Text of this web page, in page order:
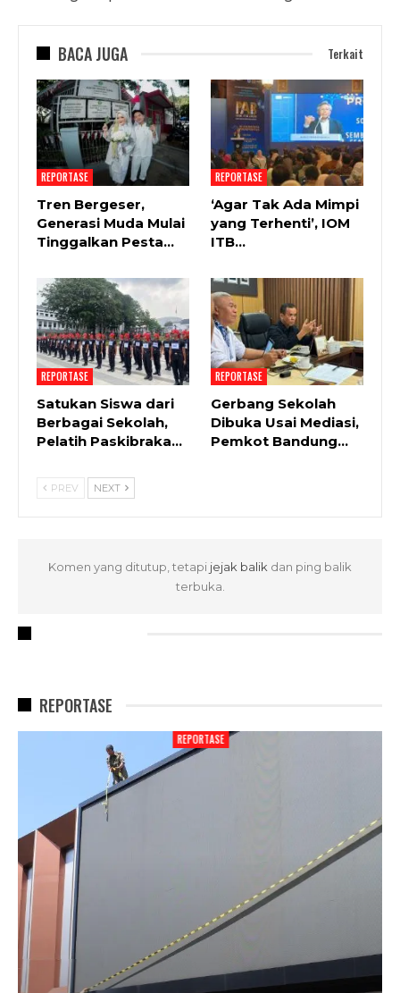
BACA JUGA Terkait
REPORTASE
Tren Bergeser,
Generasi Muda Mulai
Tinggalkan Pesta…
REPORTASE
‘Agar Tak Ada Mimpi
yang Terhenti’, IOM
ITB…
REPORTASE
Satukan Siswa dari
Berbagai Sekolah,
Pelatih Paskibraka…
REPORTASE
Gerbang Sekolah
Dibuka Usai Mediasi,
Pemkot Bandung…
PREV NEXT
Komen yang ditutup, tetapi jejak balik dan ping balik
terbuka.
REPORTASE
REPORTASE